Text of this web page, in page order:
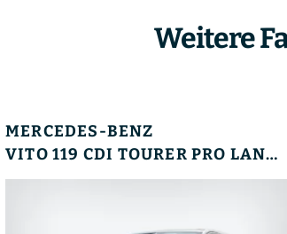
Weitere
MERCEDES-BENZ
VITO 119 CDI TOURER PRO LANG AHK AUT FACELIFT